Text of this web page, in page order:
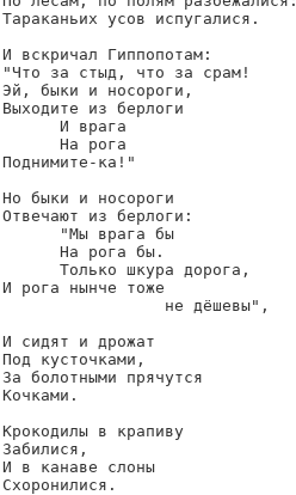
Тараканьих усов испугалися.
И вскричал Гиппопотам:
"Что за стыд, что за срам!
Эй, быки и носороги,
Выходите из берлоги
      И врага
      На рога
Поднимите-ка!"
Но быки и носороги
Отвечают из берлоги:
      "Мы врага бы
      На рога бы.
      Только шкура дорога,
И рога нынче тоже
                 не дёшевы",
И сидят и дрожат
Под кусточками,
За болотными прячутся
Кочками.
Крокодилы в крапиву
Забилися,
И в канаве слоны
Схоронилися.